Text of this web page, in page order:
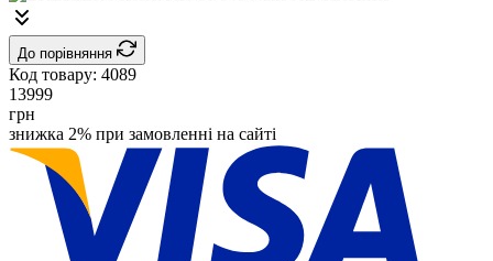
До порівняння
Код товару: 4089
13999
грн
знижка 2% при замовленні на сайті